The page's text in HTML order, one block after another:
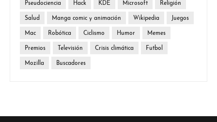
Pseudociencia Hack KDE Microsoft Religión
Salud Manga comic y animación Wikipedia Juegos
Mac Robótica Ciclismo Humor Memes
Premios Televisión Crisis climática Futbol
Mozilla Buscadores